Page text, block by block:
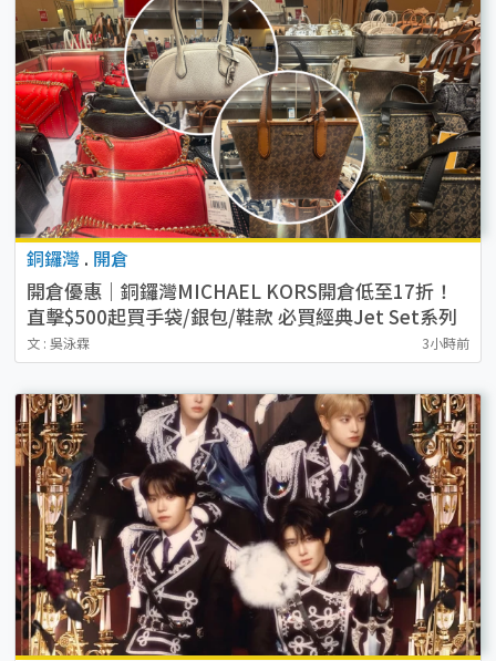
銅鑼灣 . 開倉
開倉優惠｜銅鑼灣MICHAEL KORS開倉低至17折！
直擊$500起買手袋/銀包/鞋款 必買經典Jet Set系列
文 : 吳泳霖 3小時前